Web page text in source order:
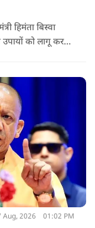
को लागू करना
Aug, 2026 01:02 PM